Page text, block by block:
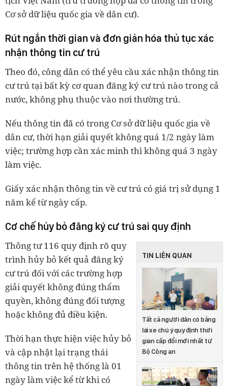
Cơ sở dữ liệu quốc gia về dân cư).
Rút ngắn thời gian và đơn giản hóa thủ tục xác
nhận thông tin cư trú
Theo đó, công dân có thể yêu cầu xác nhận thông tin
cư trú tại bất kỳ cơ quan đăng ký cư trú nào trong cả
nước, không phụ thuộc vào nơi thường trú.
Nếu thông tin đã có trong Cơ sở dữ liệu quốc gia về
dân cư, thời hạn giải quyết không quá 1/2 ngày làm
việc; trường hợp cần xác minh thì không quá 3 ngày
làm việc.
Giấy xác nhận thông tin về cư trú có giá trị sử dụng 1
năm kể từ ngày cấp.
Cơ chế hủy bỏ đăng ký cư trú sai quy định
TIN LIÊN QUAN
Tất cả người dân có bằng
lái xe chú ý quy định thời
gian cấp đổi mới nhất từ
Bộ Công an
Thông tư 116 quy định rõ quy
trình hủy bỏ kết quả đăng ký
cư trú đối với các trường hợp
giải quyết không đúng thẩm
quyền, không đúng đối tượng
hoặc không đủ điều kiện.
Thời hạn thực hiện việc hủy bỏ
và cập nhật lại trạng thái
thông tin trên hệ thống là 01
ngày làm việc kể từ khi có